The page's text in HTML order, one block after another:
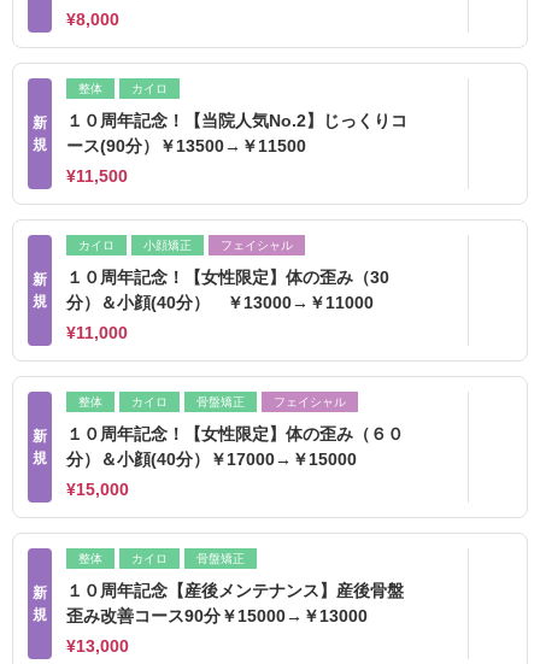
¥8,000
新
規
整体 カイロ
１０周年記念！【当院人気No.2】じっくりコ
ース(90分）￥13500→￥11500
¥11,500
新
規
カイロ 小顔矯正 フェイシャル
１０周年記念！【女性限定】体の歪み（30
分）＆小顔(40分） ￥13000→￥11000
¥11,000
新
規
整体 カイロ 骨盤矯正 フェイシャル
１０周年記念！【女性限定】体の歪み（６０
分）＆小顔(40分）￥17000→￥15000
¥15,000
新
規
整体 カイロ 骨盤矯正
１０周年記念【産後メンテナンス】産後骨盤
歪み改善コース90分￥15000→￥13000
¥13,000